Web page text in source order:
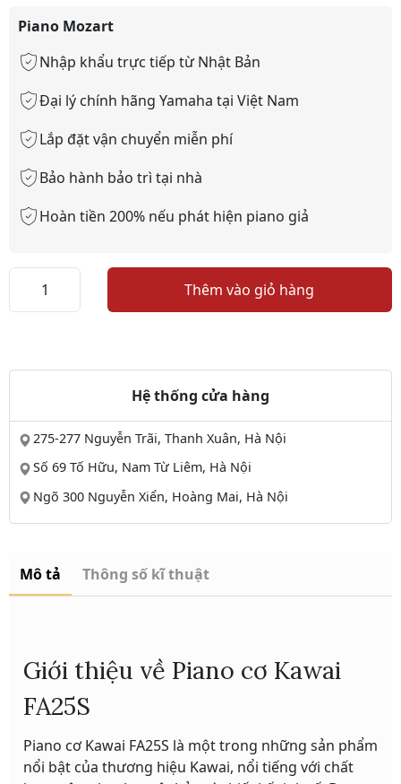
Piano Mozart
Nhập khẩu trực tiếp từ Nhật Bản
Đại lý chính hãng Yamaha tại Việt Nam
Lắp đặt vận chuyển miễn phí
Bảo hành bảo trì tại nhà
Hoàn tiền 200% nếu phát hiện piano giả
Kawai
Thêm vào giỏ hàng
Hệ thống cửa hàng
275-277 Nguyễn Trãi, Thanh Xuân, Hà Nội
Số 69 Tố Hữu, Nam Từ Liêm, Hà Nội
Ngõ 300 Nguyễn Xiển, Hoàng Mai, Hà Nội
Mô tả Thông số kĩ thuật
Giới thiệu về Piano cơ Kawai
FA25S
Piano cơ Kawai FA25S là một trong những sản phẩm
nổi bật của thương hiệu Kawai, nổi tiếng với chất